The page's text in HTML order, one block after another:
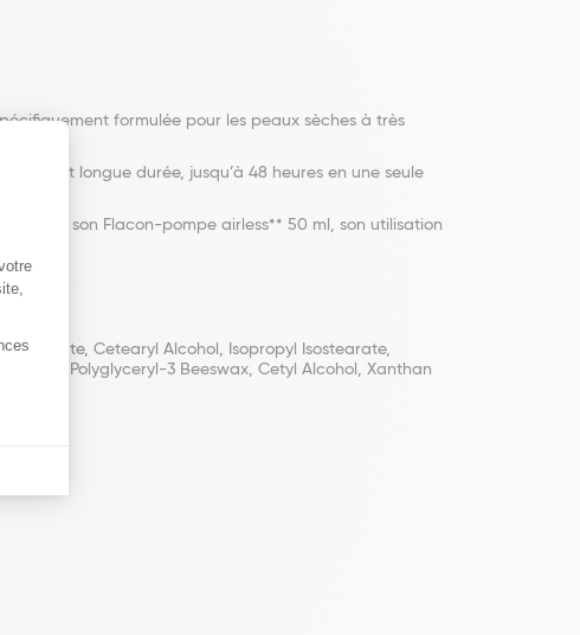
formulée pour les peaux sèches à très
et longue durée, jusqu’à 48 heures en une seule
à son Flacon-pompe airless** 50 ml, son utilisation
Cetearyl Alcohol, Isopropyl Isostearate,
Gum, Polyglyceryl-3 Beeswax, Cetyl Alcohol, Xanthan